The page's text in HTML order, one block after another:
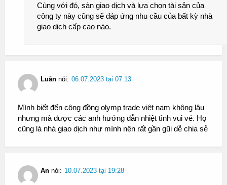
Cùng với đó, sàn giao dịch và lựa chọn tài sản của
công ty này cũng sẽ đáp ứng nhu cầu của bất kỳ nhà
giao dịch cấp cao nào.
Luân nói: 06.07.2023 tại 07:13
Mình biết đến cộng đồng olymp trade việt nam không lâu
nhưng mà được các anh hướng dẫn nhiệt tình vui vẻ. Họ
cũng là nhà giao dịch như mình nên rất gần gũi dễ chia sẻ
An nói: 10.07.2023 tại 19:28